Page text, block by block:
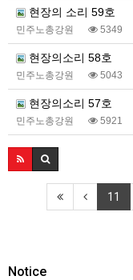
현장의 소리 59호
민주노총강원 5349
현장의소리 58호
민주노총강원 5043
현장의소리 57호
민주노총강원 5921
11
Notice